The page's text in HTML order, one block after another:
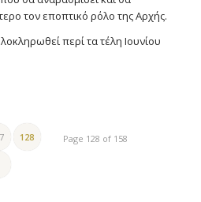
τον εποπτικό ρόλο της Αρχής.
περί τα τέλη Ιουνίου
Page 128 of 158
128